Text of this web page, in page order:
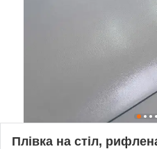
Плівка на стіл,